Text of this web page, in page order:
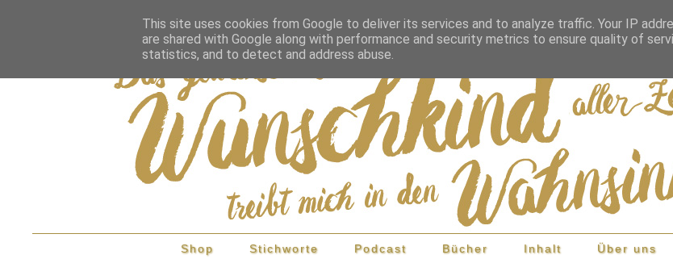
Shop Stichworte Podcast Bücher Inhalt Über uns
This site uses cookies from Google to deliver its services and to analyze traffic. Your IP
are shared with Google along with performance and security metrics to ensure quality of
statistics, and to detect and address abuse.